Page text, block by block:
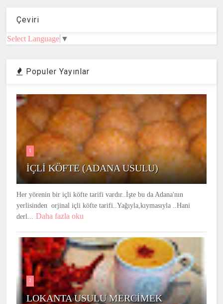
Çeviri
Select Language ▼
Populer Yayınlar
1
İÇLİ KÖFTE (ADANA USULU)
Her yörenin bir içli köfte tarifi vardır..İşte bu da Adana'nın
yerlisinden orjinal içli köfte tarifi..Yağıyla,kıymasıyla ..Hani
derl...
Daha fazla oku
2
LOKANTA USULU MERCİMEK